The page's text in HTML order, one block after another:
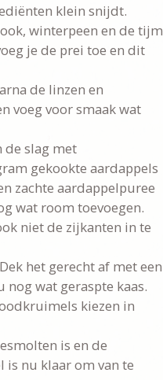
klein snijdt.
winterpeen en de tijm
je de prei toe en dit
de linzen en
voeg voor smaak wat
de slag met
gekookte aardappels
zachte aardappelpuree
wat room toevoegen.
niet de zijkanten in te
het gerecht af met een
wat geraspte kaas.
kiezen in
is en de
is nu klaar om van te